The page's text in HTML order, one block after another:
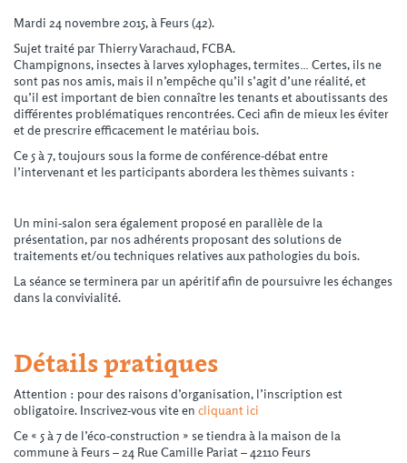
Mardi 24 novembre 2015, à Feurs (42).
Sujet traité par Thierry Varachaud, FCBA.
Champignons, insectes à larves xylophages, termites… Certes, ils ne
sont pas nos amis, mais il n’empêche qu’il s’agit d’une réalité, et
qu’il est important de bien connaître les tenants et aboutissants des
différentes problématiques rencontrées. Ceci afin de mieux les éviter
et de prescrire efficacement le matériau bois.
Ce 5 à 7, toujours sous la forme de conférence-débat entre
l’intervenant et les participants abordera les thèmes suivants :
Un mini-salon sera également proposé en parallèle de la
présentation, par nos adhérents proposant des solutions de
traitements et/ou techniques relatives aux pathologies du bois.
La séance se terminera par un apéritif afin de poursuivre les échanges
dans la convivialité.
Détails pratiques
Attention : pour des raisons d’organisation, l’inscription est
obligatoire. Inscrivez-vous vite en cliquant ici
Ce « 5 à 7 de l’éco-construction » se tiendra à la maison de la
commune à Feurs – 24 Rue Camille Pariat – 42110 Feurs